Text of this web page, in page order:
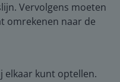
Vervolgens moeten
omrekenen naar de
elkaar kunt optellen.